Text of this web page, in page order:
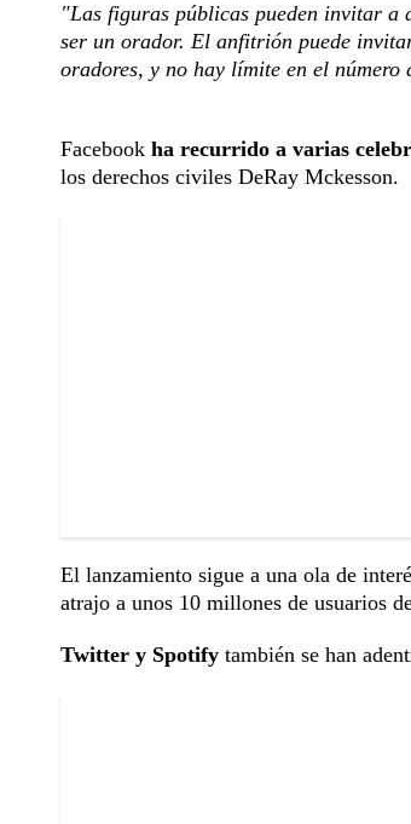
"Las figuras públicas pueden invitar a
ser un orador. El anfitrión puede
oradores, y no hay límite en el número
Facebook ha recurrido a varias
los derechos civiles DeRay Mckesson.
El lanzamiento sigue a una ola de
atrajo a unos 10 millones de usuarios
Twitter y Spotify también se han